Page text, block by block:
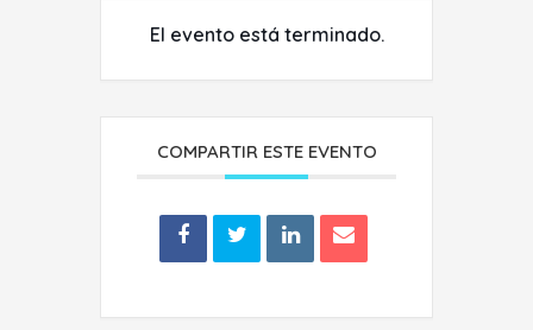
El evento está terminado.
COMPARTIR ESTE EVENTO